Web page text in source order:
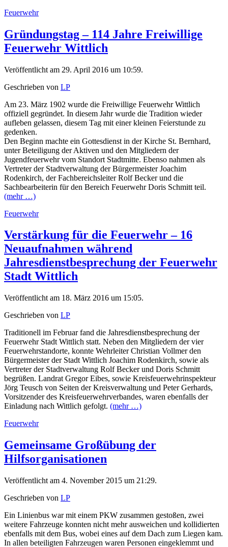
Feuerwehr
Gründungstag – 114 Jahre Freiwillige
Feuerwehr Wittlich
Veröffentlicht am 29. April 2016 um 10:59.
Geschrieben von LP
Am 23. März 1902 wurde die Freiwillige Feuerwehr Wittlich
offiziell gegründet. In diesem Jahr wurde die Tradition wieder
aufleben gelassen, diesem Tag mit einer kleinen Feierstunde zu
gedenken.
Den Beginn machte ein Gottesdienst in der Kirche St. Bernhard,
unter Beteiligung der Aktiven und den Mitgliedern der
Jugendfeuerwehr vom Standort Stadtmitte. Ebenso nahmen als
Vertreter der Stadtverwaltung der Bürgermeister Joachim
Rodenkirch, der Fachbereichsleiter Rolf Becker und die
Sachbearbeiterin für den Bereich Feuerwehr Doris Schmitt teil.
(mehr …)
Feuerwehr
Verstärkung für die Feuerwehr – 16
Neuaufnahmen während
Jahresdienstbesprechung der Feuerwehr
Stadt Wittlich
Veröffentlicht am 18. März 2016 um 15:05.
Geschrieben von LP
Traditionell im Februar fand die Jahresdienstbesprechung der
Feuerwehr Stadt Wittlich statt. Neben den Mitgliedern der vier
Feuerwehrstandorte, konnte Wehrleiter Christian Vollmer den
Bürgermeister der Stadt Wittlich Joachim Rodenkirch, sowie als
Vertreter der Stadtverwaltung Rolf Becker und Doris Schmitt
begrüßen. Landrat Gregor Eibes, sowie Kreisfeuerwehrinspekteur
Jörg Teusch von Seiten der Kreisverwaltung und Peter Gerhards,
Vorsitzender des Kreisfeuerwehrverbandes, waren ebenfalls der
Einladung nach Wittlich gefolgt. (mehr …)
Feuerwehr
Gemeinsame Großübung der
Hilfsorganisationen
Veröffentlicht am 4. November 2015 um 21:29.
Geschrieben von LP
Ein Linienbus war mit einem PKW zusammen gestoßen, zwei
weitere Fahrzeuge konnten nicht mehr ausweichen und kollidierten
ebenfalls mit dem Bus, wobei eines auf dem Dach zum Liegen kam.
In allen beteiligten Fahrzeugen waren Personen eingeklemmt und